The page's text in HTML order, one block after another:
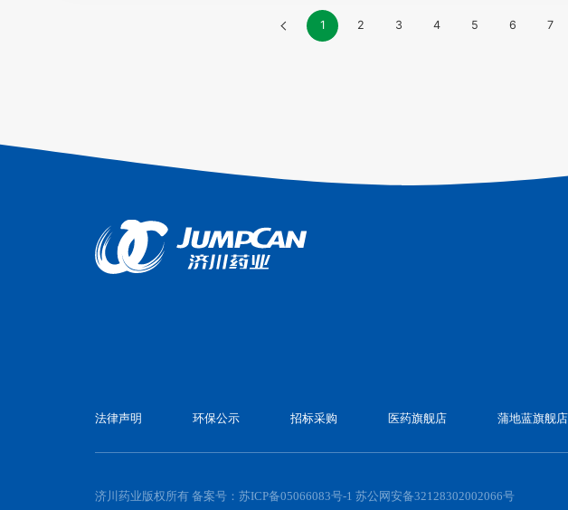
1 2 3 4 5 6 7
»
法律声明 环保公示 招标采购 医药旗舰店 蒲地蓝旗舰店
济川药业版权所有 备案号： 苏ICP备05066083号-1 苏公网安备32128302002066号